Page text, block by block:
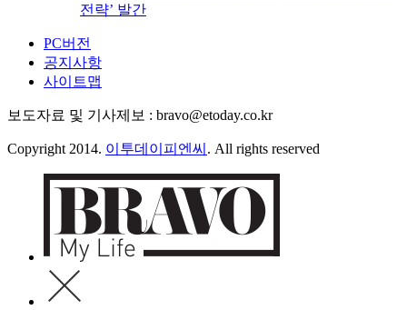
전략’ 발간
PC버전
공지사항
사이트맵
보도자료 및 기사제보 : bravo@etoday.co.kr
Copyright 2014. 이투데이피엔씨 . All rights reserved